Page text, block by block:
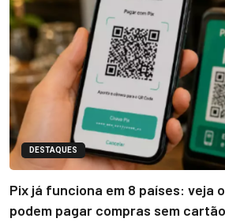
DESTAQUES
Pix já funciona em 8 países: veja
podem pagar compras sem cartão